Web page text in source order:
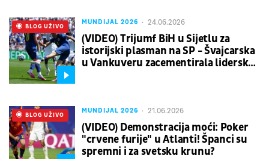
MUNDIJAL 2026 24.06.2026
(VIDEO) Trijumf BiH u Sijetlu za
istorijski plasman na SP - Švajcarska
u Vankuveru zacementirala lidersku
UŽIVO
BLOG UŽIVO
MUNDIJAL 2026 21.06.2026
(VIDEO) Demonstracija moći: Poker
"crvene furije" u Atlanti! Španci su
spremni i za svetsku krunu?
UŽIVO
BLOG UŽIVO